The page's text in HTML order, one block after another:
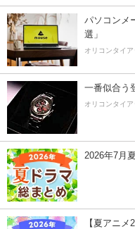
パソコンメ
選」
オリコンタイ
一番似合う
オリコンタイ
2026年7月
【夏アニ